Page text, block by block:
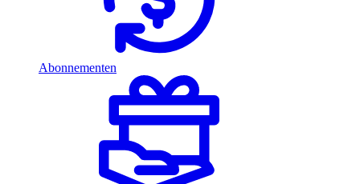
Abonnementen